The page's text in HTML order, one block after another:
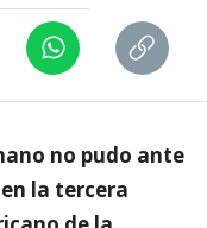
no pudo ante
la tercera